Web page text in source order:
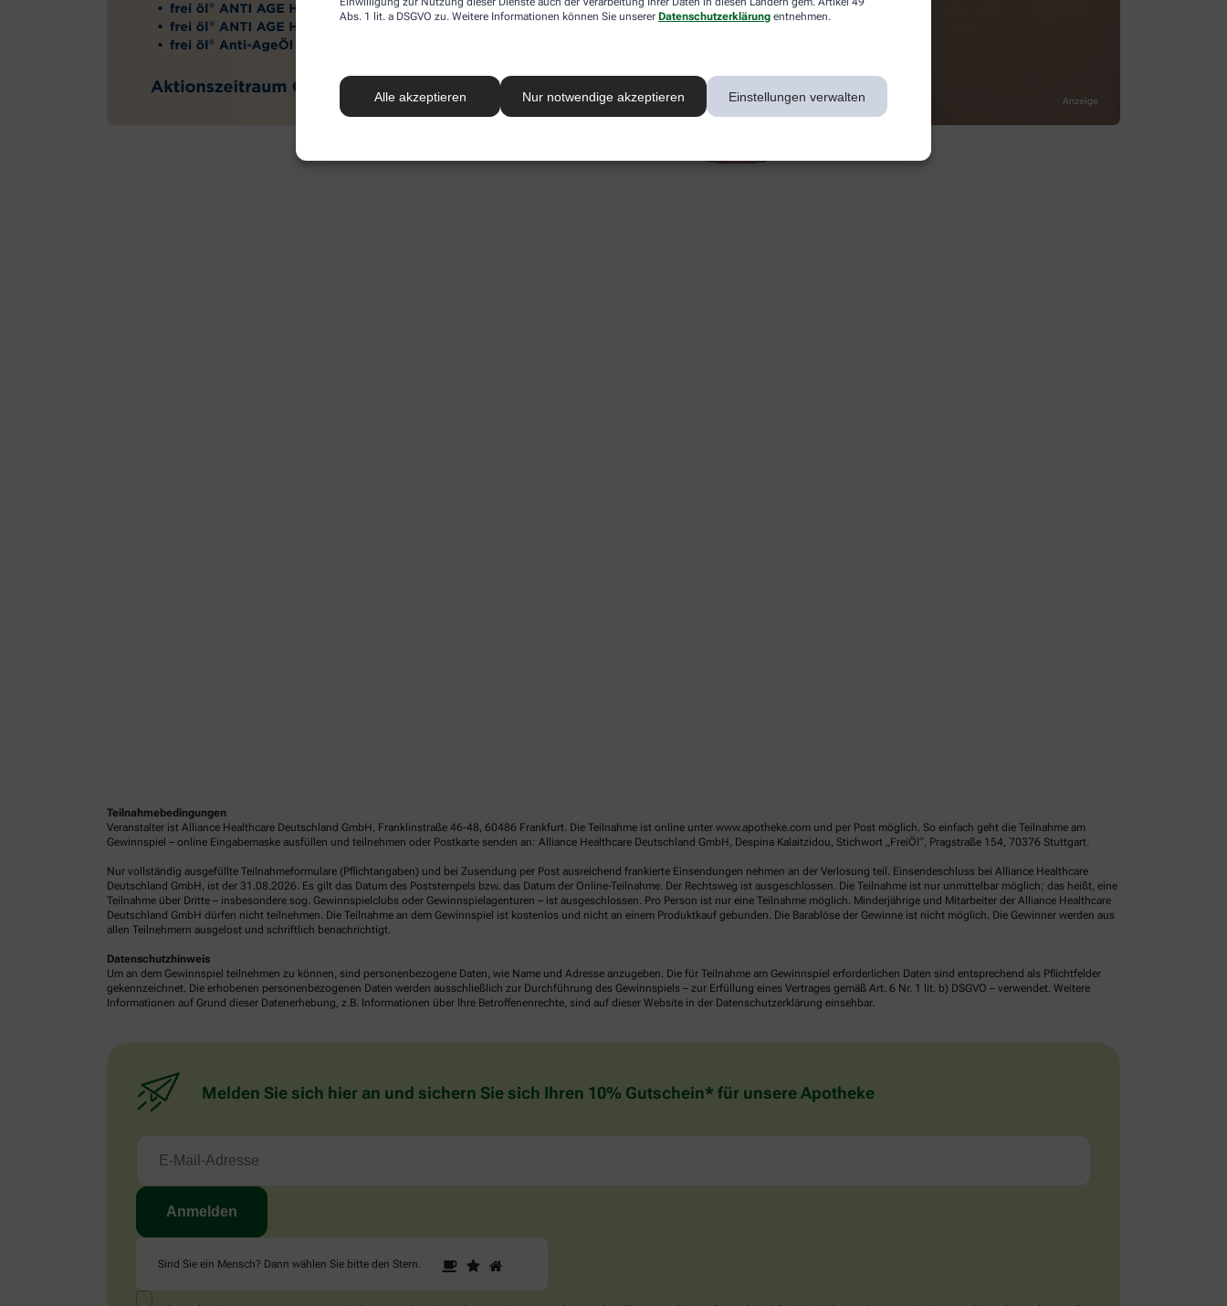
Abs. 1 lit. a DSGVO zu. Weitere Informationen können Sie unserer Datenschutzerklärung entnehmen.
Alle akzeptieren Nur notwendige akzeptieren Einstellungen verwalten
Teilnahmebedingungen
Veranstalter ist Alliance Healthcare Deutschland GmbH, Franklinstraße 46-48, 60486 Frankfurt. Die Teilnahme ist online unter www.apotheke.com und per Post möglich. So einfach geht die Teilnahme am
Gewinnspiel – online Eingabemaske ausfüllen und teilnehmen oder Postkarte senden an: Alliance Healthcare Deutschland GmbH, Despina Kalaitzidou, Stichwort „FreiÖl“, Pragstraße 154, 70376 Stuttgart.
Nur vollständig ausgefüllte Teilnahmeformulare (Pflichtangaben) und bei Zusendung per Post ausreichend frankierte Einsendungen nehmen an der Verlosung teil. Einsendeschluss bei Alliance Healthcare
Deutschland GmbH, ist der 31.08.2026. Es gilt das Datum des Poststempels bzw. das Datum der Online-Teilnahme. Der Rechtsweg ist ausgeschlossen. Die Teilnahme ist nur unmittelbar möglich; das heißt, eine
Teilnahme über Dritte – insbesondere sog. Gewinnspielclubs oder Gewinnspielagenturen – ist ausgeschlossen. Pro Person ist nur eine Teilnahme möglich. Minderjährige und Mitarbeiter der Alliance Healthcare
Deutschland GmbH dürfen nicht teilnehmen. Die Teilnahme an dem Gewinnspiel ist kostenlos und nicht an einem Produktkauf gebunden. Die Barablöse der Gewinne ist nicht möglich. Die Gewinner werden aus
allen Teilnehmern ausgelost und schriftlich benachrichtigt.
Datenschutzhinweis
Um an dem Gewinnspiel teilnehmen zu können, sind personenbezogene Daten, wie Name und Adresse anzugeben. Die für Teilnahme am Gewinnspiel erforderlichen Daten sind entsprechend als Pflichtfelder
gekennzeichnet. Die erhobenen personenbezogenen Daten werden ausschließlich zur Durchführung des Gewinnspiels – zur Erfüllung eines Vertrages gemäß Art. 6 Nr. 1 lit. b) DSGVO – verwendet. Weitere
Informationen auf Grund dieser Datenerhebung, z.B. Informationen über Ihre Betroffenenrechte, sind auf dieser Website in der Datenschutzerklärung einsehbar.
Melden Sie sich hier an und sichern Sie sich Ihren 10% Gutschein* für unsere Apotheke
Sind Sie ein Mensch? Dann wählen Sie bitte den Stern
Sind
Sie
1 2